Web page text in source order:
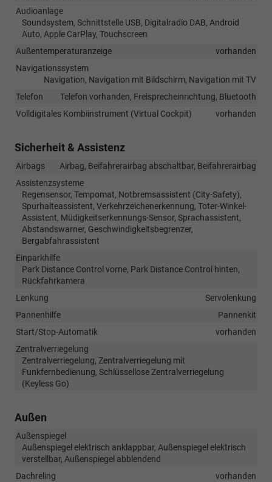
Audioanlage
Soundsystem, Schnittstelle USB, Digitalradio DAB, Android
Auto, Apple CarPlay, Touchscreen
Außentemperaturanzeige
vorhanden
Navigationssystem
Navigation, Navigation mit Bildschirm, Navigation mit TV
Telefon
Telefon vorhanden, Freisprecheinrichtung, Bluetooth
Volldigitales Kombiinstrument (Virtual Cockpit)
vorhanden
Sicherheit & Assistenz
Airbags
Airbag, Beifahrerairbag abschaltbar, Beifahrerairbag
Assistenzsysteme
Regensensor, Tempomat, Notbremsassistent (City-Safety),
Spurhalteassistent, Verkehrzeichenerkennung, Toter-Winkel-
Assistent, Müdigkeitserkennungs-Sensor, Sprachassistent,
Abstandswarner, Geschwindigkeitsbegrenzer,
Bergabfahrassistent
Einparkhilfe
Park Distance Control vorne, Park Distance Control hinten,
Rückfahrkamera
Lenkung
Servolenkung
Pannenhilfe
Pannenkit
Start/Stop-Automatik
vorhanden
Zentralverriegelung
Zentralverriegelung, Zentralverriegelung mit
Funkfernbedienung, Schlüssellose Zentralverriegelung
(Keyless Go)
Außen
Außenspiegel
Außenspiegel elektrisch anklappbar, Außenspiegel elektrisch
verstellbar, Außenspiegel abblendend
Dachreling
vorhanden